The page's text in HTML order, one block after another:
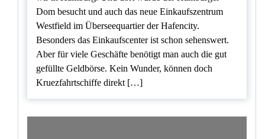
Dom besucht und auch das neue Einkaufszentrum
Westfield im Überseequartier der Hafencity.
Besonders das Einkaufscenter ist schon sehenswert.
Aber für viele Geschäfte benötigt man auch die gut
gefüllte Geldbörse. Kein Wunder, können doch
Kruezfahrtschiffe direkt […]